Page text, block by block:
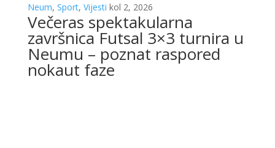
Neum, Sport, Vijesti kol 2, 2026
Večeras spektakularna
završnica Futsal 3×3 turnira u
Neumu – poznat raspored
nokaut faze